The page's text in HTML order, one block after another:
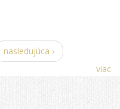
nasledujúca ›
viac